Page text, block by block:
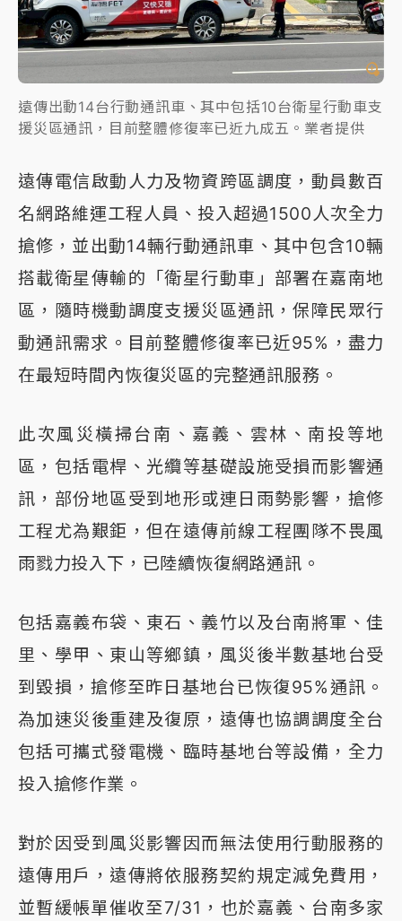
遠傳出動14台行動通訊車、其中包括10台衛星行動車支
援災區通訊，目前整體修復率已近九成五。業者提供
遠傳電信啟動人力及物資跨區調度，動員數百
名網路維運工程人員、投入超過1500人次全力
搶修，並出動14輛行動通訊車、其中包含10輛
搭載衛星傳輸的「衛星行動車」部署在嘉南地
區，隨時機動調度支援災區通訊，保障民眾行
動通訊需求。目前整體修復率已近95%，盡力
在最短時間內恢復災區的完整通訊服務。
此次風災橫掃台南、嘉義、雲林、南投等地
區，包括電桿、光纜等基礎設施受損而影響通
訊，部份地區受到地形或連日雨勢影響，搶修
工程尤為艱鉅，但在遠傳前線工程團隊不畏風
雨戮力投入下，已陸續恢復網路通訊。
包括嘉義布袋、東石、義竹以及台南將軍、佳
里、學甲、東山等鄉鎮，風災後半數基地台受
到毀損，搶修至昨日基地台已恢復95%通訊。
為加速災後重建及復原，遠傳也協調調度全台
包括可攜式發電機、臨時基地台等設備，全力
投入搶修作業。
對於因受到風災影響因而無法使用行動服務的
遠傳用戶，遠傳將依服務契約規定減免費用，
並暫緩帳單催收至7/31，也於嘉義、台南多家